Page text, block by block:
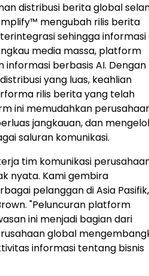
distribusi berita global
mengubah rilis berita
sehingga informasi
media massa, platform
berbasis AI. Dengan
yang luas, keahlian
rilis berita yang telah
ini memudahkan
jangkauan, dan
saluran komunikasi.
tim komunikasi
nyata. Kami gembira
pelanggan di Asia
"Peluncuran platform
ini menjadi bagian dari
global
informasi tentang bisnis